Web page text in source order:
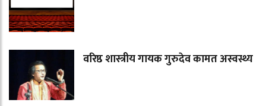
वरिष्ठ शास्त्रीय गायक गुरुदेव कामत अस्वस्थ्य